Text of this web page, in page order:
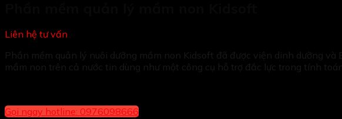
Liên hệ tư vấn
Phần mềm quản lý nuôi dưỡng mầm non Kidsoft đã được viện dinh dưỡng
mầm non trên cả nước tin dùng như một công cụ hỗ trợ đắc lực trong tính
Gọi ngay hotline: 0976098666